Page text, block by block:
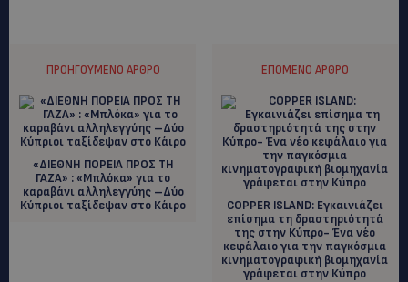
ΠΡΟΗΓΟΎΜΕΝΟ ΆΡΘΡΟ
«ΔΙΕΘΝΗ ΠΟΡΕΙΑ ΠΡΟΣ ΤΗ
ΓΑΖΑ» : «Μπλόκα» για το
καραβάνι αλληλεγγύης –Δύο
Κύπριοι ταξίδεψαν στο Κάιρο
ΕΠΌΜΕΝΟ ΆΡΘΡΟ
COPPER ISLAND: Εγκαινιάζει
επίσημα τη δραστηριότητά
της στην Κύπρο- Ένα νέο
κεφάλαιο για την παγκόσμια
κινηματογραφική βιομηχανία
γράφεται στην Κύπρο